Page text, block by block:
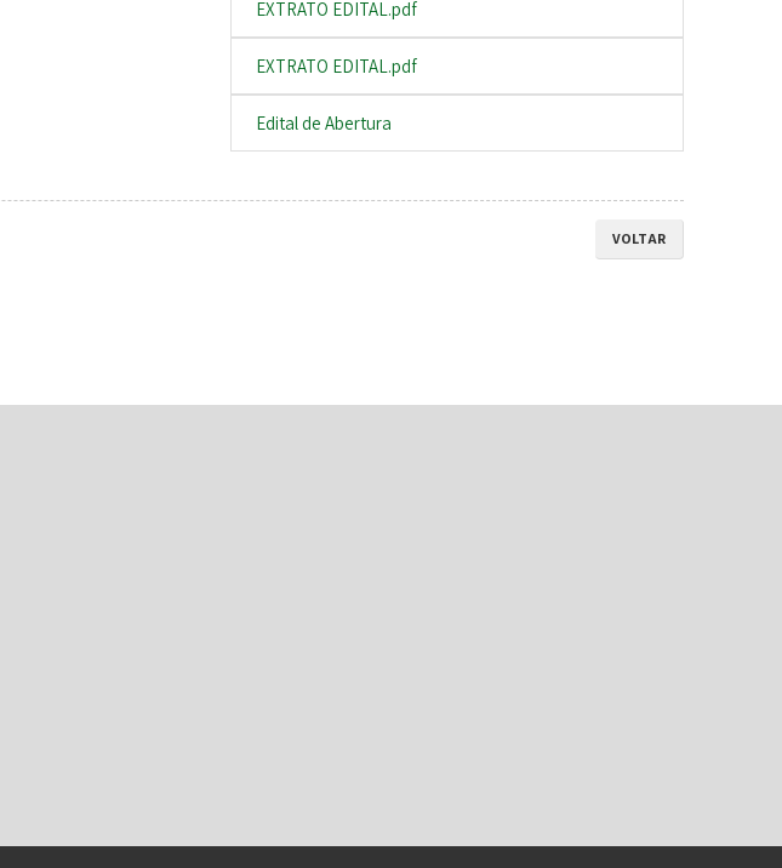
EXTRATO EDITAL.pdf
EXTRATO EDITAL.pdf
Edital de Abertura
VOLTAR